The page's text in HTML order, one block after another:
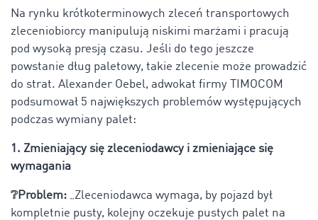
Na rynku krótkoterminowych zleceń transportowych
zleceniobiorcy manipulują niskimi marżami i pracują
pod wysoką presją czasu. Jeśli do tego jeszcze
powstanie dług paletowy, takie zlecenie może prowadzić
do strat. Alexander Oebel, adwokat firmy TIMOCOM
podsumował 5 największych problemów występujących
podczas wymiany palet:
1. Zmieniający się zleceniodawcy i zmieniające się
wymagania
❔Problem: „Zleceniodawca wymaga, by pojazd był
kompletnie pusty, kolejny oczekuje pustych palet na